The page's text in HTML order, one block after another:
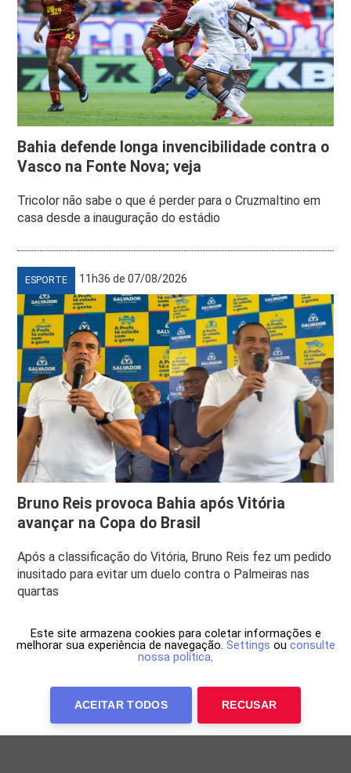
Bahia defende longa invencibilidade contra o
Vasco na Fonte Nova; veja
Tricolor não sabe o que é perder para o Cruzmaltino em
casa desde a inauguração do estádio
ESPORTE 11h36 de 07/08/2026
Bruno Reis provoca Bahia após Vitória
avançar na Copa do Brasil
Após a classificação do Vitória, Bruno Reis fez um pedido
inusitado para evitar um duelo contra o Palmeiras nas
quartas
Este site armazena cookies para coletar informações e
melhorar sua experiência de navegação. Settings ou consulte
nossa política.
ACEITAR TODOS RECUSAR